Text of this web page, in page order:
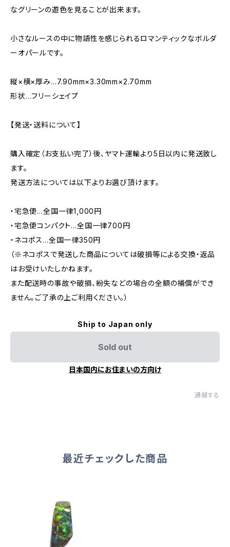
なグリーンの遊色を見ることが出来ます。
小さなルースの中に物語性を感じられるロマンティックなボルダ
ーオパールです。
縦×横×厚み…7.90mm×3.30mm×2.70mm
形状…フリーシェイプ
【発送・送料について】
購入確定（お支払い完了）後、ヤマト運輸より5日以内に発送致し
ます。
発送方法については以下よりお選び頂けます。
・宅急便…全国一律1,000円
・宅急便コンパクト…全国一律700円
・ネコポス…全国一律350円
（※ネコポスで発送した商品については破損等による交換・返品
はお受けいたしかねます。
また配送時の事故や破損、紛失などの場合の全額の補償ができ
ません。ご了承の上ご利用ください。）
Ship to Japan only
Sold out
日本国内にお住まいの方向け
通報する
最近チェックした商品